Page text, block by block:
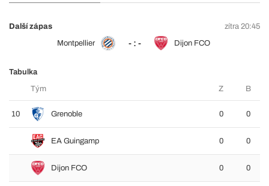
Další zápas
zítra 20:45
Montpellier
- : - Dijon FCO
Tabulka
Tým
Z B
10 Grenoble 0 0
EA Guingamp 0 0
Dijon FCO 0 0